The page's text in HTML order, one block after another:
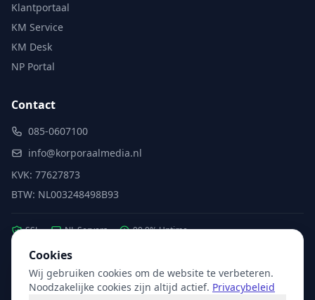
Klantportaal
KM Service
KM Desk
NP Portal
Contact
085-0607100
info@korporaalmedia.nl
KVK: 77627873
BTW: NL003248498B93
SSL NL Servers 99.9% Uptime
Partner van: Microsoft·X2com Hikvision
Cookies
Wij gebruiken cookies om de website te verbeteren.
Noodzakelijke cookies zijn altijd actief. Privacybeleid